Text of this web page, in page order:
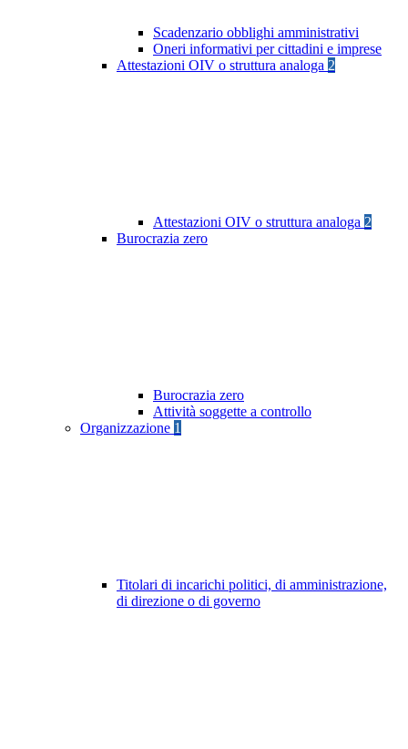
Scadenzario obblighi amministrativi
Oneri informativi per cittadini e imprese
Attestazioni OIV o struttura analoga 2
Attestazioni OIV o struttura analoga 2
Burocrazia zero
Burocrazia zero
Attività soggette a controllo
Organizzazione 1
Titolari di incarichi politici, di amministrazione,
di direzione o di governo